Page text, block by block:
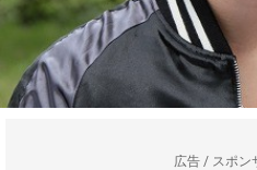
広告 / スポン